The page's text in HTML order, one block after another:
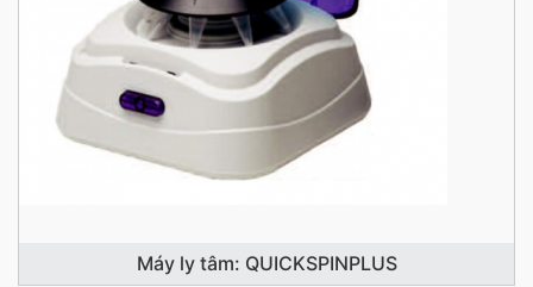
Máy ly tâm: QUICKSPINPLUS